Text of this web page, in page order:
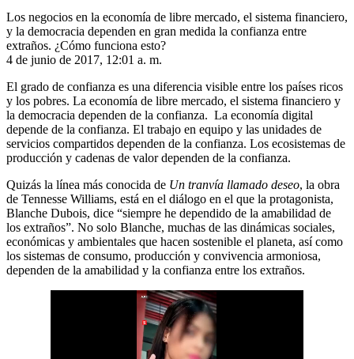
Los negocios en la economía de libre mercado, el sistema financiero,
y la democracia dependen en gran medida la confianza entre
extraños. ¿Cómo funciona esto?
4 de junio de 2017, 12:01 a. m.
El grado de confianza es una diferencia visible entre los países ricos
y los pobres. La economía de libre mercado, el sistema financiero y
la democracia dependen de la confianza. La economía digital
depende de la confianza. El trabajo en equipo y las unidades de
servicios compartidos dependen de la confianza. Los ecosistemas de
producción y cadenas de valor dependen de la confianza.
Quizás la línea más conocida de Un tranvía llamado deseo, la obra
de Tennesse Williams, está en el diálogo en el que la protagonista,
Blanche Dubois, dice “siempre he dependido de la amabilidad de
los extraños”. No solo Blanche, muchas de las dinámicas sociales,
económicas y ambientales que hacen sostenible el planeta, así como
los sistemas de consumo, producción y convivencia armoniosa,
dependen de la amabilidad y la confianza entre los extraños.